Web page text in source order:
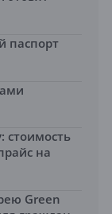
паспорт
стоимость
на
Green